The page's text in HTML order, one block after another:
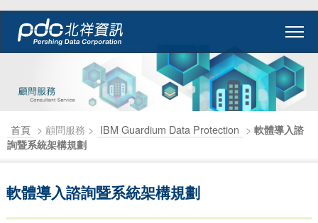
首頁 > 顧問服務 > IBM Guardium Data Protection >軟體導入諮
詢暨系統架構規劃
軟體導入諮詢暨系統架構規劃